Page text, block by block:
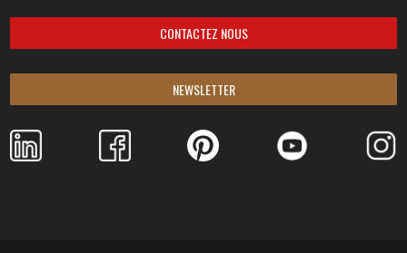
CONTACTEZ NOUS
NEWSLETTER